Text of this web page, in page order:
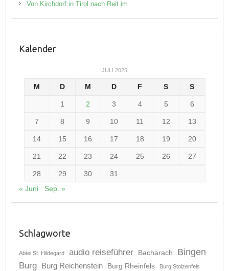
Von Kirchdorf in Tirol nach Reit im
Kalender
JULI 2025
M D M D F S S
1 2 3 4 5 6
7 8 9 10 11 12 13
14 15 16 17 18 19 20
21 22 23 24 25 26 27
28 29 30
31
« Juni
Sep. »
Schlagworte
Abtei St. Hildegard audio reiseführer Bacharach
Bingen
Burg
Burg Reichenstein Burg Rheinfels Burg Stolzenfels